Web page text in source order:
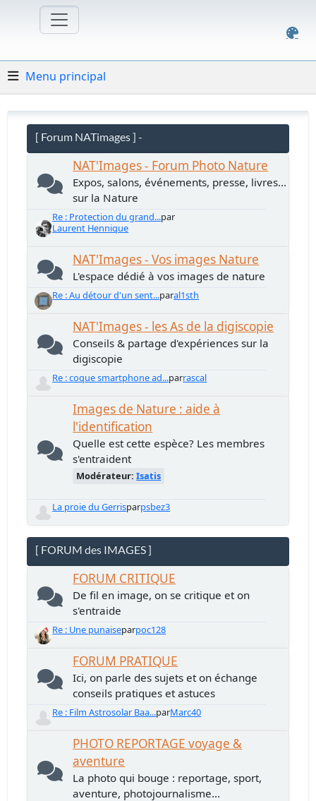
Menu principal
[ Forum NATimages ] -
NAT'Images - Forum Photo Nature
Expos, salons, événements, presse, livres...
sur la Nature
Re : Protection du grand...par
Laurent Hennique
NAT'Images - Vos images Nature
L'espace dédié à vos images de nature
Re : Au détour d'un sent...paral1sth
NAT'Images - les As de la digiscopie
Conseils & partage d'expériences sur la
digiscopie
Re : coque smartphone ad...parrascal
Images de Nature : aide à
l'identification
Quelle est cette espèce? Les membres
s'entraident
Modérateur:Isatis
La proie du Gerrisparpsbez3
[ FORUM des IMAGES ]
FORUM CRITIQUE
De fil en image, on se critique et on
s'entraide
Re : Une punaiseparpoc128
FORUM PRATIQUE
Ici, on parle des sujets et on échange
conseils pratiques et astuces
Re : Film Astrosolar Baa...parMarc40
PHOTO REPORTAGE voyage &
aventure
La photo qui bouge : reportage, sport,
aventure, photojournalisme...